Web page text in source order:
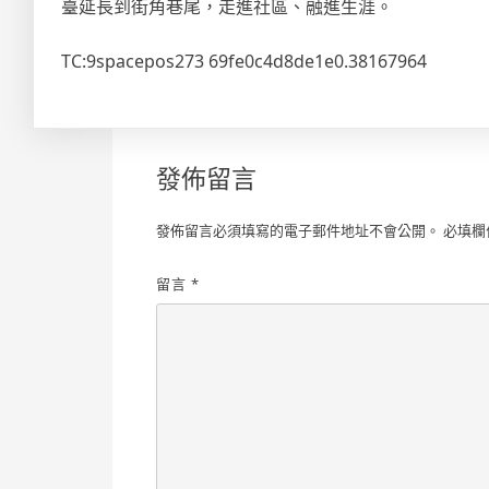
臺延長到街角巷尾，走進社區、融進生涯。
TC:9spacepos273 69fe0c4d8de1e0.38167964
發佈留言
發佈留言必須填寫的電子郵件地址不會公開。 必填
留言*